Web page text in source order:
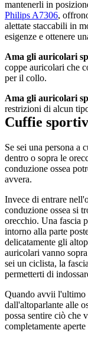
Philips A7306,
alettate staccabili in
esigenze e ottenere
Ama gli auricolari
coppe auricolari che
per il collo.
Ama gli auricolari
restrizioni di alcun
Cuffie
Se sei una persona a
dentro o sopra le
conduzione ossea
avvera.
Invece di entrare
conduzione ossea si
orecchio. Una fascia
intorno alla parte
delicatamente gli
auricolari vanno
sei un ciclista, la
permetterti di
Quando avvii l'ultimo
dall'altoparlante alle
possa sentire ciò che
completamente